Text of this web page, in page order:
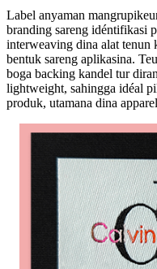
Label anyaman
branding sareng idéntifikasi
interweaving dina alat tenun
bentuk sareng aplikasina.
boga backing kandel tur
lightweight, sahingga idéal
produk, utamana dina